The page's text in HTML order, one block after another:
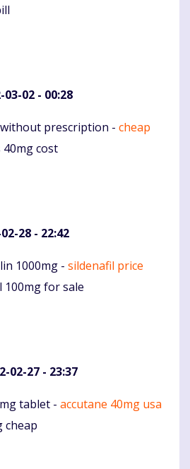
03-02 - 00:28
prescription - cheap
40mg cost
28 - 22:42
1000mg - sildenafil price
for sale
02-27 - 23:37
tablet - accutane 40mg usa
cheap